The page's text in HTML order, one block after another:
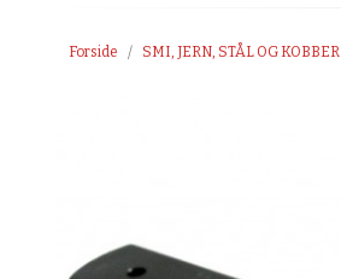
Forside SMI, JERN, STÅL OG KOBBER